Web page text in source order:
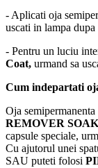
- Aplicati oja
uscati in lampa dupa
- Pentru un luciu
Coat, urmand sa
Cum indepartati
Oja
REMOVER
capsule speciale,
Cu ajutorul unei
SAU puteti folosi